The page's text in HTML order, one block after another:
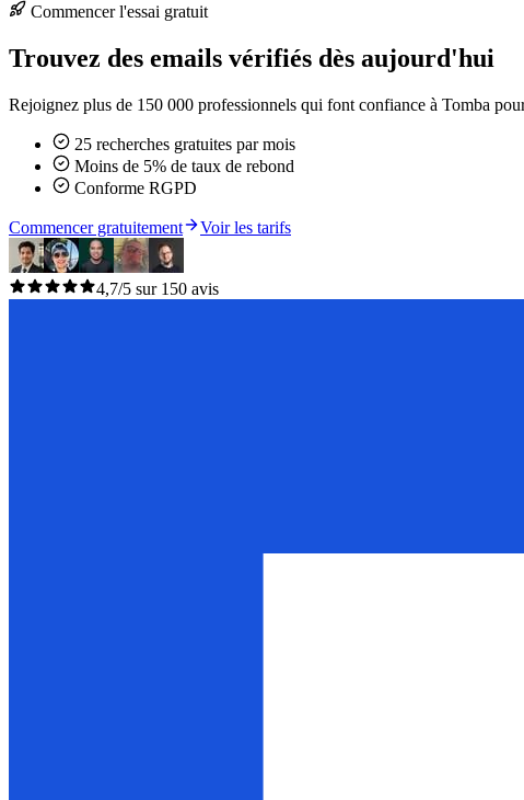
Commencer l'essai gratuit
Trouvez des emails vérifiés dès aujourd'hui
Rejoignez plus de 150 000 professionnels qui font confiance à Tomba
25 recherches gratuites par mois
Moins de 5% de taux de rebond
Conforme RGPD
Commencer gratuitement Voir les tarifs
4,7/5 sur 150 avis